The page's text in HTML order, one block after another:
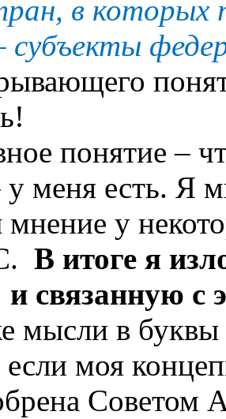
в
субъекты
понятие –
у меня есть. Я
мнение у
В итоге я
связанную с
мысли в
моя
Советом